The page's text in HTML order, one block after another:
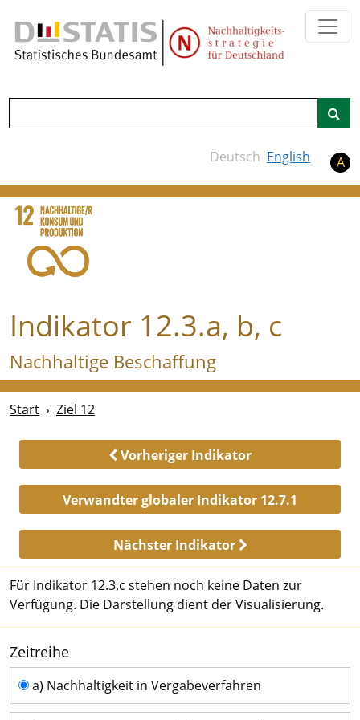
Zum Hauptinhalt springen
Deutsch English A
Indikator 12.3.a, b, c
Nachhaltige Beschaffung
Start Ziel 12
Vorheriger Indikator
Verwandter globaler Indikator 12.7.1
Nächster Indikator
Für Indikator 12.3.c stehen noch keine Daten zur
Verfügung. Die Darstellung dient der Visualisierung.
Zeitreihe
Zeitreihe
a) Nachhaltigkeit in Vergabeverfahren